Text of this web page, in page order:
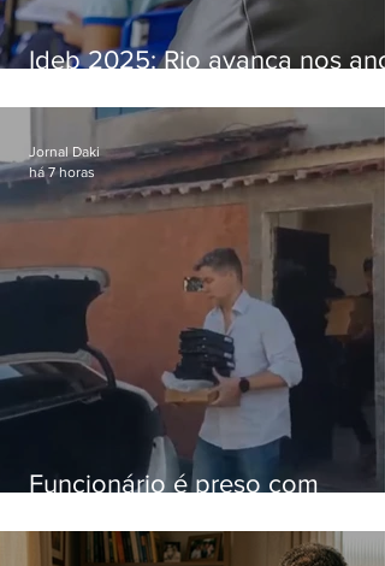
Ideb 2025: Rio avança nos
nacional
Funcionário é preso com
Hospital do Andaraí
Jornal Daki
há 7 horas